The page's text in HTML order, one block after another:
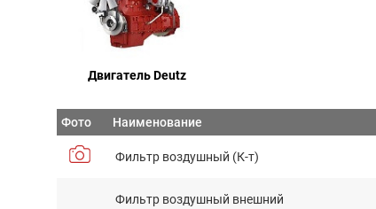
Двигатель Deutz
Фото Наименование
Фильтр воздушный (К-т)
Фильтр воздушный внешний